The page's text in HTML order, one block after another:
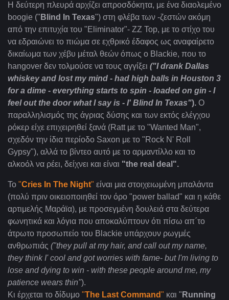
Η δεύτερη πλευρά αρχίζει απροσδόκητα, με ένα διαολεμένο
boogie (" Blind In Texas") στη φλέβα των -ζεστών ακόμη
από την επιτυχία του "Eliminator"- ZZ Top, με το στίχο του
να εδραιώνει το πιώμα σε εχθρικό έδαφος ως αναφαίρετο
δικαίωμα των χέβυ μέταλ θεών όπως ο Blackie, που το
hangover δεν τολμούσε να τους αγγίξει ("I drank Dallas
whiskey and lost my mind - had high balls in Houston 3
for a dime - everything starts to spin - loaded on gin - I
feel out the door what I say is - I' Blind In Texas"). Ο
παραλληλισμός της άγριας δύσης και των εκτός ελέγχου
ρόκερ είχε επιχειρηθεί ξανά (Ratt με το "Wanted Man",
σχεδόν την ίδια περίοδο Saxon με το "Rock N' Roll
Gypsy"), αλλά το βίντεο αυτό με το αρμαντίλλο και το
αλκοόλ να ρέει, δείχνει και είναι "the real deal".
Το "Cries In The Night" είναι μια στοιχειωμένη μπαλάντα
(πολύ πριν οικειοποιηθεί τον όρο "power ballad" και η κάθε
αρτιμελής Μαράϊα), με προσεγμένη δουλειά στα δεύτερα
φωνητικά και λόγια που αποκαλύπτουν ότι πίσω απ΄το
άτρωτο προσωπείο του Blackie υπάρχουν ρωγμές
ανθρωπιάς ("they pull at my hair, and call out my name,
they think I' cool and got worries with fame- but I'm living to
lose and dying to win - with these people around me, my
patience wears thin").
Κι έρχεται το δίδυμο "The Last Command" και " Running